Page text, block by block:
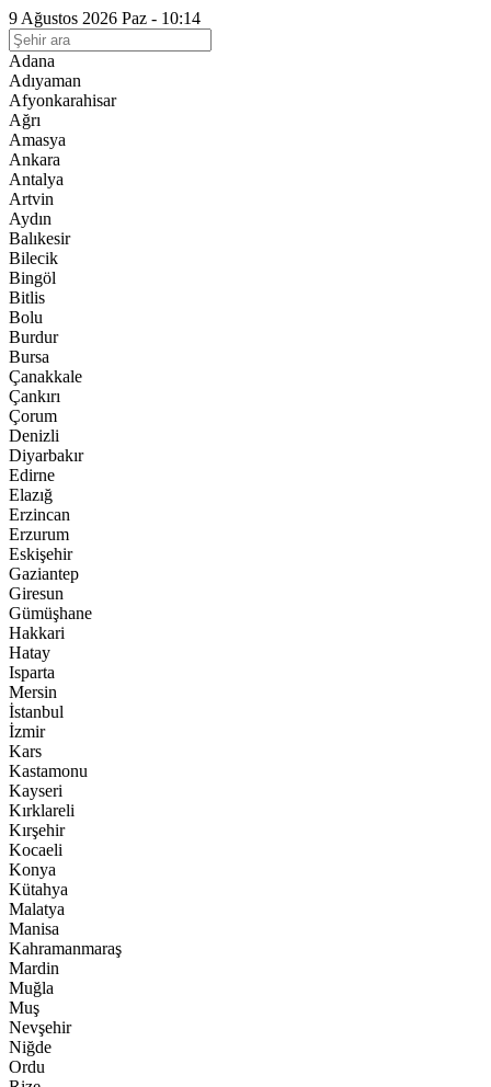
9 Ağustos 2026 Paz - 10:14
Adana
Adıyaman
Afyonkarahisar
Ağrı
Amasya
Ankara
Antalya
Artvin
Aydın
Balıkesir
Bilecik
Bingöl
Bitlis
Bolu
Burdur
Bursa
Çanakkale
Çankırı
Çorum
Denizli
Diyarbakır
Edirne
Elazığ
Erzincan
Erzurum
Eskişehir
Gaziantep
Giresun
Gümüşhane
Hakkari
Hatay
Isparta
Mersin
İstanbul
İzmir
Kars
Kastamonu
Kayseri
Kırklareli
Kırşehir
Kocaeli
Konya
Kütahya
Malatya
Manisa
Kahramanmaraş
Mardin
Muğla
Muş
Nevşehir
Niğde
Ordu